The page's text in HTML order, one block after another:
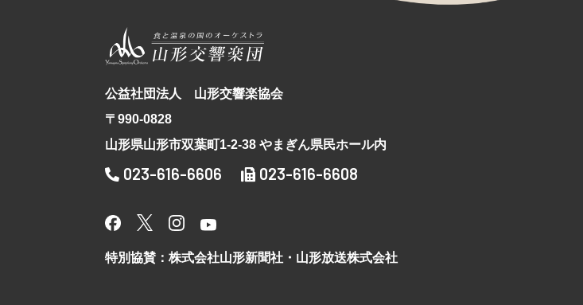
公益社団法人 山形交響楽協会
〒990-0828
山形県山形市双葉町1-2-38 やまぎん県民ホール内
023-616-6606 023-616-6608
特別協賛：株式会社山形新聞社・山形放送株式会社